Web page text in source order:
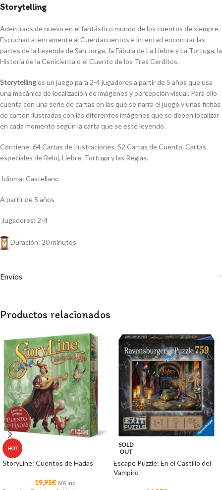
Storytelling
Adentraos de nuevo en el fantástico mundo de los cuentos de siempre.
Escuchad atentamente al Cuentacuentos e intentad encontrar las
partes de la Leyenda de San Jorge, fa Fábula de La Liebre y La Tortuga, la
Historia de la Cenicienta o el Cuento de los Tres Cerditos.
Storytellinges un juego para 2-4 jugadores a partir de 5 años que usa
una mecánica de localización de imágenes y percepción visual. Para ello
cuenta con una serie de cartas en las que se narra el juego y unas fichas
de cartón ilustradas con las diferentes imágenes que se deben localizar
en cada momento según la carta que se esté leyendo.
Contiene: 64 Cartas de Ilustraciones, 52 Cartas de Cuento, Cartas
especiales de Reloj, Liebre, Tortuga y las Reglas.
Idioma: Castellano
A partir de 5 años
Jugadores: 2-4
Duración: 20 minutos
Envíos
Productos relacionados
HOT
StoryLine: Cuentos de Hadas
19,95€ IVA inc.
SOLD
OUT
Escape Puzzle: En el Castillo del
Vampiro